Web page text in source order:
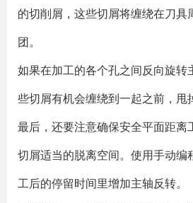
的切削屑，这些切屑将缠绕在刀具
团。
如果在加工的各个孔之间反向旋转
些切屑有机会缠绕到一起之前，甩
最后，还要注意确保安全平面距离
切屑适当的脱离空间。使用手动编
工后的停留时间里增加主轴反转。